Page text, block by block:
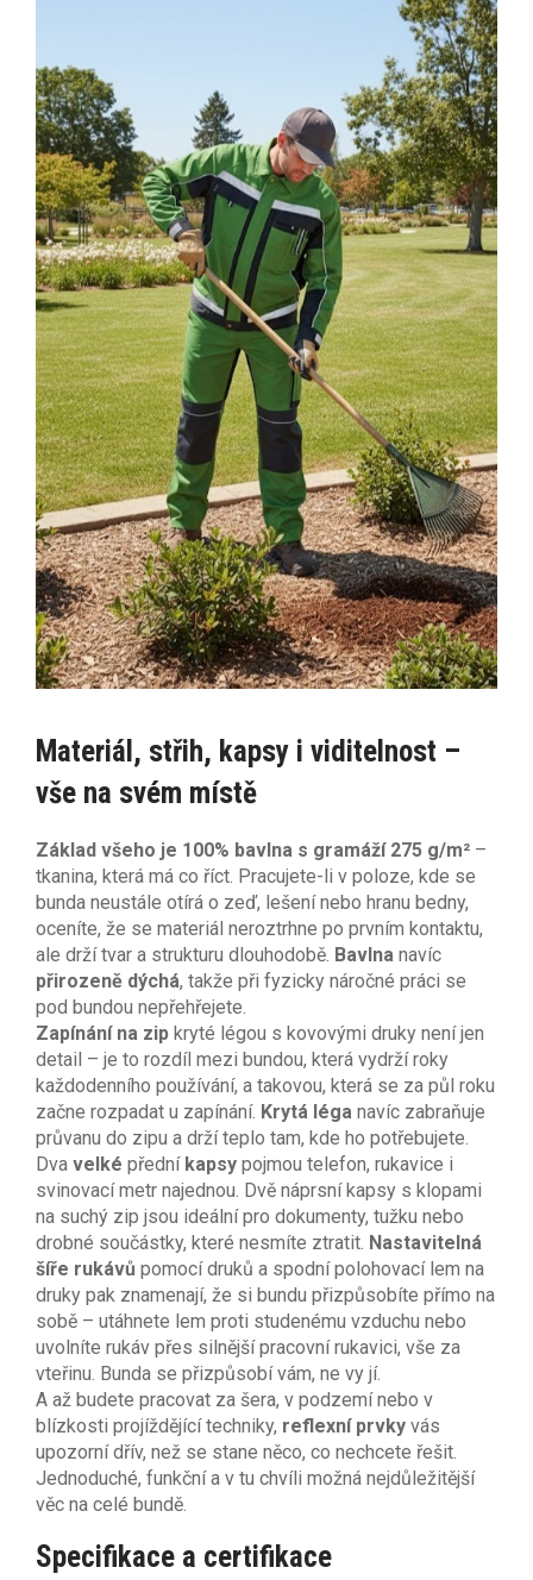
Materiál, střih, kapsy i viditelnost –
vše na svém místě
Základ všeho je 100% bavlna s gramáží 275 g/m² –
tkanina, která má co říct. Pracujete-li v poloze, kde se
bunda neustále otírá o zeď, lešení nebo hranu bedny,
oceníte, že se materiál neroztrhne po prvním kontaktu,
ale drží tvar a strukturu dlouhodobě. Bavlna navíc
přirozeně dýchá, takže při fyzicky náročné práci se
pod bundou nepřehřejete.
Zapínání na zip kryté légou s kovovými druky není jen
detail – je to rozdíl mezi bundou, která vydrží roky
každodenního používání, a takovou, která se za půl roku
začne rozpadat u zapínání. Krytá léga navíc zabraňuje
průvanu do zipu a drží teplo tam, kde ho potřebujete.
Dva velké přední kapsy pojmou telefon, rukavice i
svinovací metr najednou. Dvě náprsní kapsy s klopami
na suchý zip jsou ideální pro dokumenty, tužku nebo
drobné součástky, které nesmíte ztratit. Nastavitelná
šíře rukávů pomocí druků a spodní polohovací lem na
druky pak znamenají, že si bundu přizpůsobíte přímo na
sobě – utáhnete lem proti studenému vzduchu nebo
uvolníte rukáv přes silnější pracovní rukavici, vše za
vteřinu. Bunda se přizpůsobí vám, ne vy jí.
A až budete pracovat za šera, v podzemí nebo v
blízkosti projíždějící techniky, reflexní prvky vás
upozorní dřív, než se stane něco, co nechcete řešit.
Jednoduché, funkční a v tu chvíli možná nejdůležitější
věc na celé bundě.
Specifikace a certifikace